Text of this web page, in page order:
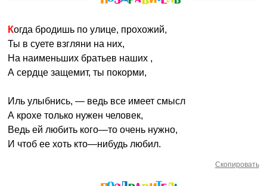
Когда бродишь по улице, прохожий,
Ты в суете взгляни на них,
На наименьших братьев наших ,
А сердце защемит, ты покорми,
Иль улыбнись, — ведь все имеет смысл
А крохе только нужен человек,
Ведь ей любить кого—то очень нужно,
И чтоб ее хоть кто—нибудь любил.
Скопировать